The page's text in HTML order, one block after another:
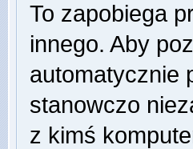
To zapobiega
innego. Aby
automatycznie
stanowczo
z kimś